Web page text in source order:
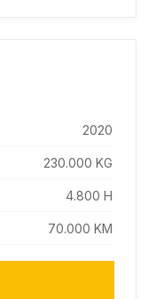
2020
230.000 KG
4.800 H
70.000 KM